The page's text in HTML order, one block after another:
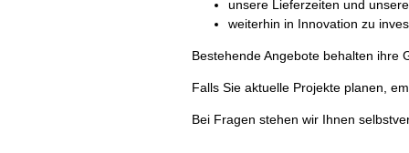
unsere Lieferzeiten und
weiterhin in Innovation zu
Bestehende Angebote behalten ihre
Falls Sie aktuelle Projekte planen,
Bei Fragen stehen wir Ihnen